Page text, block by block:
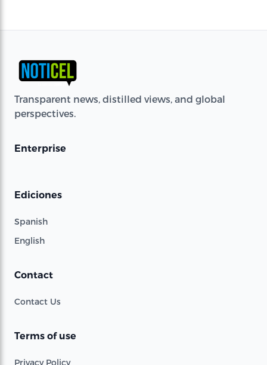
Transparent news, distilled views, and global
perspectives.
Enterprise
Ediciones
Spanish
English
Contact
Contact Us
Terms of use
Privacy Policy